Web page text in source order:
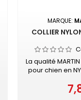
MARQUE:
COLLIER
La qualité MARTIN
pour chien en
couleur Collier
surpiquée
Prix